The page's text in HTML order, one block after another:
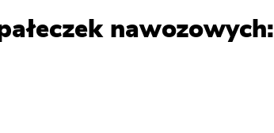
nawozowych: